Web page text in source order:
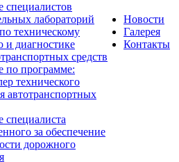
специалистов
лабораторий
техническому
и диагностике
средств
по программе:
технического
автотранспортных
специалиста
за обеспечение
дорожного
Новости
Галерея
Контакты